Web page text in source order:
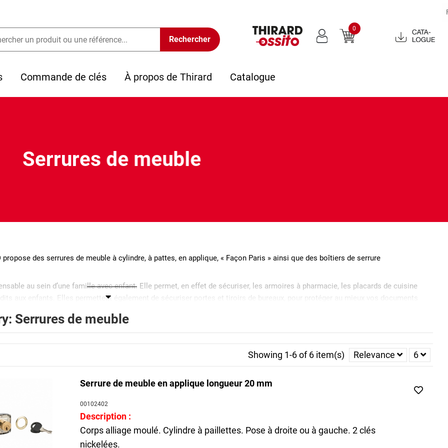
0
Catalogue
2022
Commande de clés À propos de Thirard Catalogue
Serrures de meuble
des serrures de meuble à cylindre, à pattes, en applique, « Façon Paris » ainsi que des boîtiers de serrure
au sein d’une famille avec enfant. Elle permet, en effet de sécuriser, les armoires à pharmacie, les placards de cuisine
aux enfants. Elles permettent également de sécuriser portes et tiroirs de bureaux, pour protéger au mieux vos documents
bibliothèques de style rustique
les casiers en métal et certains tiroirs.
Serrures de meuble
Showing 1-6 of 6 item(s) Relevance 6
Serrure de meuble en applique longueur 20 mm
00102402
Description :
Corps alliage moulé. Cylindre à paillettes. Pose à droite ou à gauche. 2 clés
nickelées.